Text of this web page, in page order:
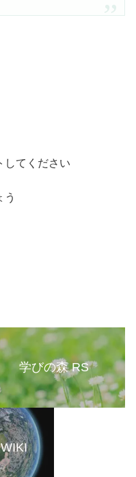
してください
う
学びの森 RS